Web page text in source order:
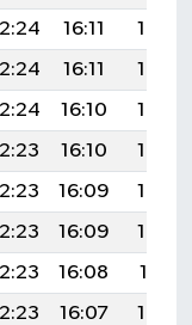
16:11
19:19
16:11
19:18
16:10
19:17
16:10
19:15
16:09
19:14
16:09
19:13
16:08
19:11
16:07
19:10